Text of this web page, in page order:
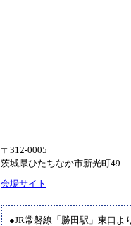
〒312-0005
茨城県ひたちなか市新光町49
会場サイト
●JR常磐線「勝田駅」東口よ